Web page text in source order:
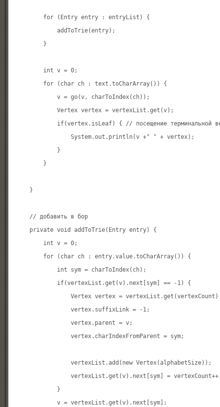
        for (Entry entry : entryList) {
            addToTrie(entry);
        }
        int v = 0;
        for (char ch : text.toCharArray()) {
            v = go(v, charToIndex(ch));
            Vertex vertex = vertexList.get(v);
if(vertex.isLeaf) { // посещение терминальной
                System.out.println(v +" " + vertex);
            }
        }
    }
    // добавить в бор
    private void addToTrie(Entry entry) {
        int v = 0;
        for (char ch : entry.value.toCharArray()) {
            int sym = charToIndex(ch);
            if(vertexList.get(v).next[sym] == -1) {
Vertex vertex =
                vertex.suffixLink = -1;
                vertex.parent = v;
                vertex.charIndexFromParent = sym;
                vertexList.add(new Vertex(alphabetSize));
vertexList.get(v).next[sym] =
            }
            v = vertexList.get(v).next[sym];